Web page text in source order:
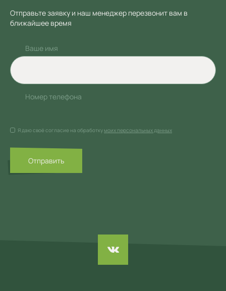
Ваше имя
Номер телефона
Отправить
Я даю своё согласие на обработку моих персональных данных
Отправьте заявку и наш менеджер перезвонит вам в
ближайшее время